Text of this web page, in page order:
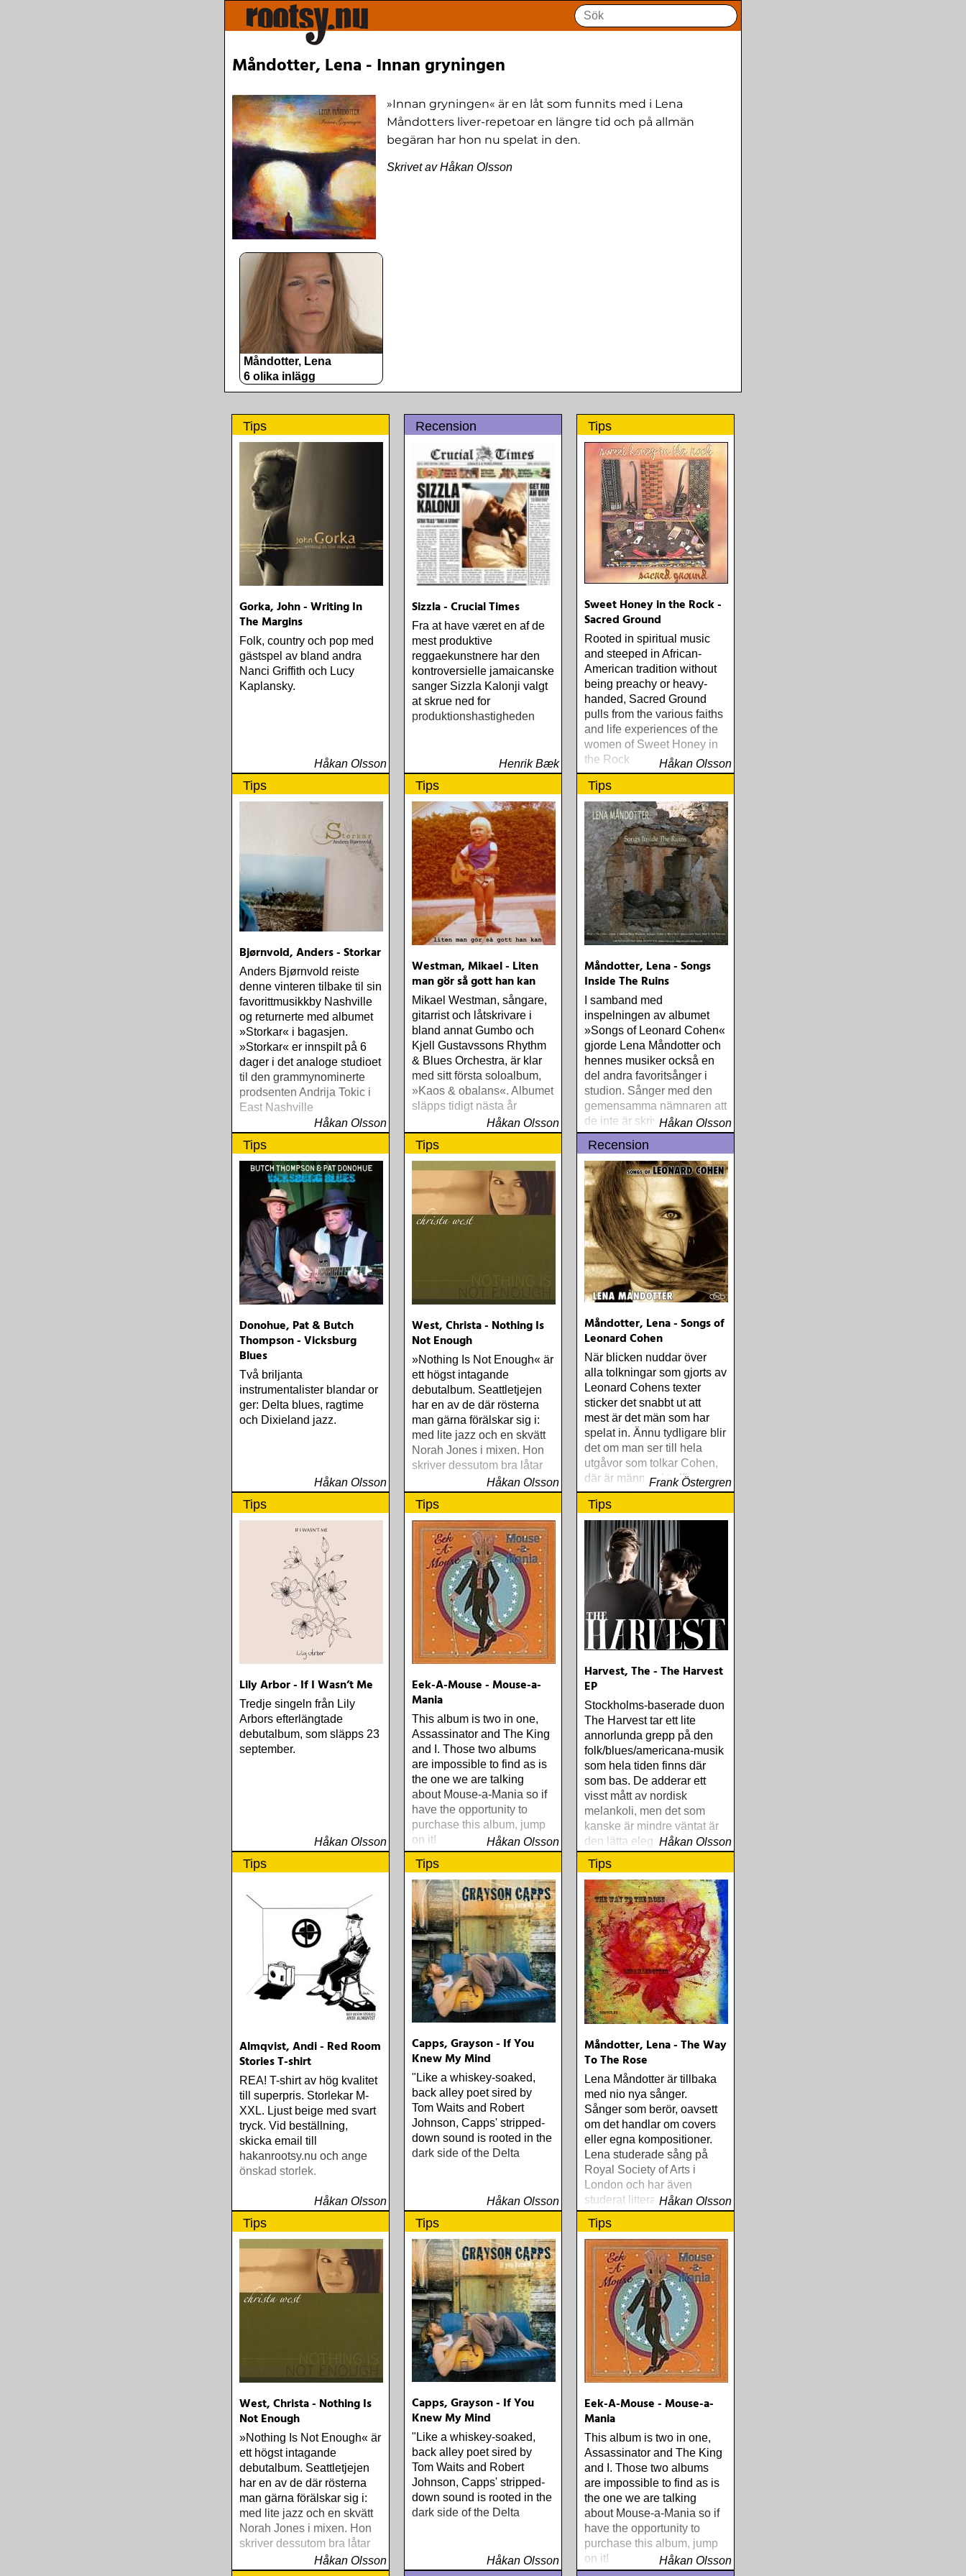
Måndotter, Lena - Innan gryningen
»Innan gryningen« är en låt som funnits med i Lena
Måndotters liver-repetoar en längre tid och på allmän
begäran har hon nu spelat in den.
Skrivet av Håkan Olsson
Måndotter, Lena
6 olika inlägg
Tips
Gorka, John - Writing In
The Margins
Folk, country och pop med
gästspel av bland andra
Nanci Griffith och Lucy
Kaplansky.
Håkan Olsson
Recension
Sizzla - Crucial Times
Fra at have været en af de
mest produktive
reggaekunstnere har den
kontroversielle jamaicanske
sanger Sizzla Kalonji valgt
at skrue ned for
produktionshastigheden
Henrik Bæk
Tips
Sweet Honey in the Rock -
Sacred Ground
Rooted in spiritual music
and steeped in African-
American tradition without
being preachy or heavy-
handed, Sacred Ground
pulls from the various faiths
and life experiences of the
women of Sweet Honey in
the Rock
Håkan Olsson
Tips
Bjørnvold, Anders - Storkar
Anders Bjørnvold reiste
denne vinteren tilbake til sin
favorittmusikkby Nashville
og returnerte med albumet
»Storkar« i bagasjen.
»Storkar« er innspilt på 6
dager i det analoge studioet
til den grammynominerte
prodsenten Andrija Tokic i
East Nashville
Håkan Olsson
Tips
Westman, Mikael - Liten
man gör så gott han kan
Mikael Westman, sångare,
gitarrist och låtskrivare i
bland annat Gumbo och
Kjell Gustavssons Rhythm
& Blues Orchestra, är klar
med sitt första soloalbum,
»Kaos & obalans«. Albumet
släpps tidigt nästa år
Håkan Olsson
Tips
Måndotter, Lena - Songs
Inside The Ruins
I samband med
inspelningen av albumet
»Songs of Leonard Cohen«
gjorde Lena Måndotter och
hennes musiker också en
del andra favoritsånger i
studion. Sånger med den
gemensamma nämnaren att
de inte är skrivna av
Leonard Cohen och alltså
därför inte kom med på
albumet
Håkan Olsson
Tips
Donohue, Pat & Butch
Thompson - Vicksburg
Blues
Två briljanta
instrumentalister blandar or
ger: Delta blues, ragtime
och Dixieland jazz.
Håkan Olsson
Tips
West, Christa - Nothing Is
Not Enough
»Nothing Is Not Enough« är
ett högst intagande
debutalbum. Seattletjejen
har en av de där rösterna
man gärna förälskar sig i:
med lite jazz och en skvätt
Norah Jones i mixen. Hon
skriver dessutom bra låtar
Håkan Olsson
Recension
Måndotter, Lena - Songs of
Leonard Cohen
När blicken nuddar över
alla tolkningar som gjorts av
Leonard Cohens texter
sticker det snabbt ut att
mest är det män som har
spelat in. Ännu tydligare blir
det om man ser till hela
utgåvor som tolkar Cohen,
där är männen i tydlig
majoritet
Frank Östergren
Tips
Lily Arbor - If I Wasn’t Me
Tredje singeln från Lily
Arbors efterlängtade
debutalbum, som släpps 23
september.
Håkan Olsson
Tips
Eek-A-Mouse - Mouse-a-
Mania
This album is two in one,
Assassinator and The King
and I. Those two albums
are impossible to find as is
the one we are talking
about Mouse-a-Mania so if
have the opportunity to
purchase this album, jump
on it!
Håkan Olsson
Tips
Harvest, The - The Harvest
EP
Stockholms-baserade duon
The Harvest tar ett lite
annorlunda grepp på den
folk/blues/americana-musik
som hela tiden finns där
som bas. De adderar ett
visst mått av nordisk
melankoli, men det som
kanske är mindre väntat är
den lätta elegans som
präglar musiken
Håkan Olsson
Tips
Almqvist, Andi - Red Room
Stories T-shirt
REA! T-shirt av hög kvalitet
till superpris. Storlekar M-
XXL. Ljust beige med svart
tryck. Vid beställning,
skicka email till
hakanrootsy.nu och ange
önskad storlek.
Håkan Olsson
Tips
Capps, Grayson - If You
Knew My Mind
"Like a whiskey-soaked,
back alley poet sired by
Tom Waits and Robert
Johnson, Capps' stripped-
down sound is rooted in the
dark side of the Delta
Håkan Olsson
Tips
Måndotter, Lena - The Way
To The Rose
Lena Måndotter är tillbaka
med nio nya sånger.
Sånger som berör, oavsett
om det handlar om covers
eller egna kompositioner.
Lena studerade sång på
Royal Society of Arts i
London och har även
studerat litteraturdrama, film
och grekiska vid universitet
i Lund
Håkan Olsson
Tips
West, Christa - Nothing Is
Not Enough
»Nothing Is Not Enough« är
ett högst intagande
debutalbum. Seattletjejen
har en av de där rösterna
man gärna förälskar sig i:
med lite jazz och en skvätt
Norah Jones i mixen. Hon
skriver dessutom bra låtar
Håkan Olsson
Tips
Capps, Grayson - If You
Knew My Mind
"Like a whiskey-soaked,
back alley poet sired by
Tom Waits and Robert
Johnson, Capps' stripped-
down sound is rooted in the
dark side of the Delta
Håkan Olsson
Tips
Eek-A-Mouse - Mouse-a-
Mania
This album is two in one,
Assassinator and The King
and I. Those two albums
are impossible to find as is
the one we are talking
about Mouse-a-Mania so if
have the opportunity to
purchase this album, jump
on it!
Håkan Olsson